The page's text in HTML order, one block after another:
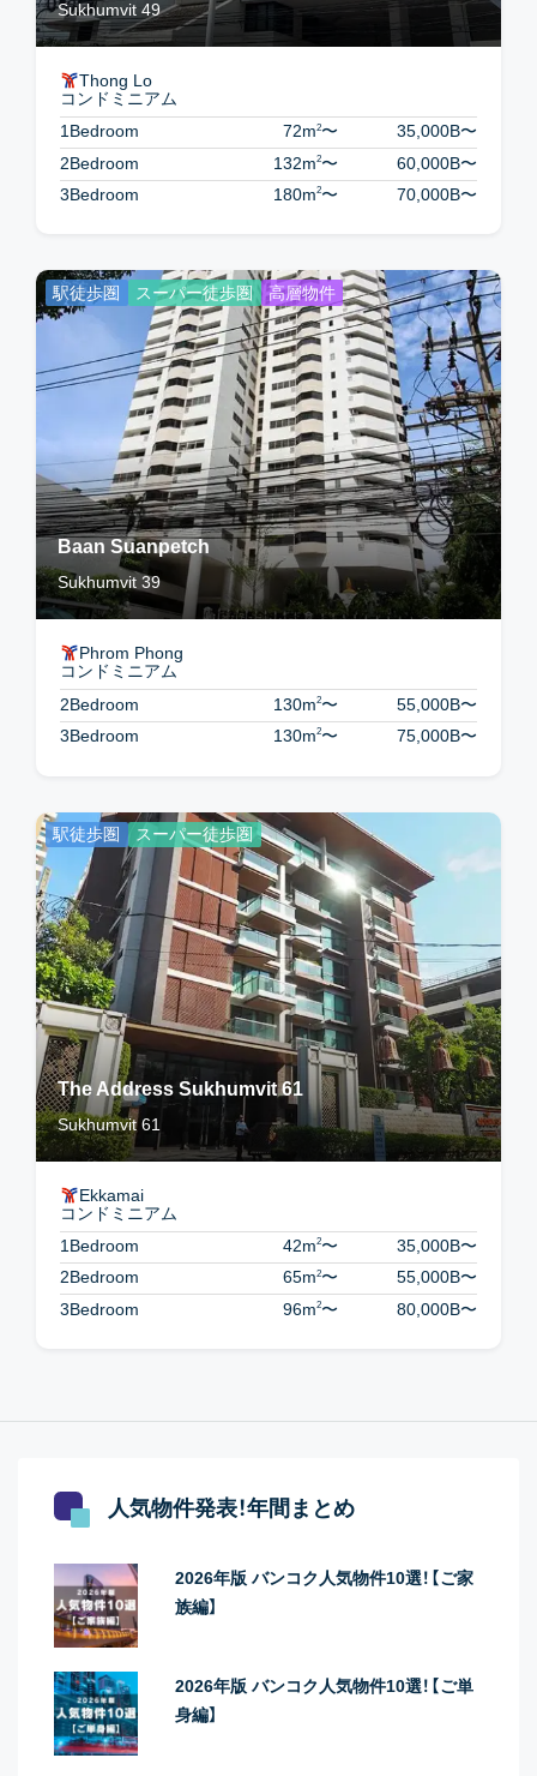
Sukhumvit 49
Thong Lo
コンドミニアム
1Bedroom
72m2〜 35,000B〜
2Bedroom
132m2〜 60,000B〜
3Bedroom
180m2〜 70,000B〜
駅徒歩圏 スーパー徒歩圏 高層物件
Baan Suanpetch
Sukhumvit 39
Phrom Phong
コンドミニアム
2Bedroom
130m2〜 55,000B〜
3Bedroom
130m2〜 75,000B〜
駅徒歩圏 スーパー徒歩圏
The Address Sukhumvit 61
Sukhumvit 61
Ekkamai
コンドミニアム
1Bedroom
42m2〜 35,000B〜
2Bedroom
65m2〜 55,000B〜
3Bedroom
96m2〜 80,000B〜
人気物件発表！年間まとめ
2026年版 バンコク人気物件10選！【ご家
族編】
2026年版 バンコク人気物件10選！【ご単
身編】